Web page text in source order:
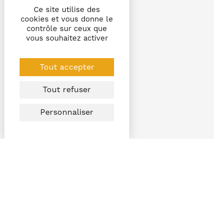
Ce site utilise des
cookies et vous donne le
contrôle sur ceux que
vous souhaitez activer
Tout accepter
Tout refuser
Personnaliser